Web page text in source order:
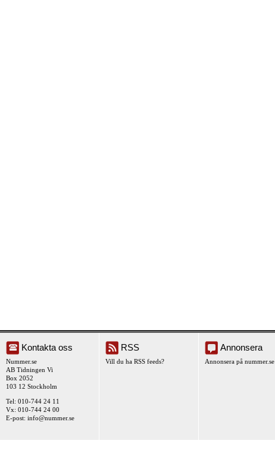
Kontakta oss
Nummer.se
AB Tidningen Vi
Box 2052
103 12 Stockholm
Tel: 010-744 24 11
Vx: 010-744 24 00
E-post: info@nummer.se
RSS
Vill du ha RSS feeds?
Annonsera
Annonsera på nummer.se